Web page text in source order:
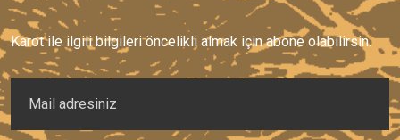
Karot ile ilgili bilgileri öncelikli almak için abone olabilirsin.